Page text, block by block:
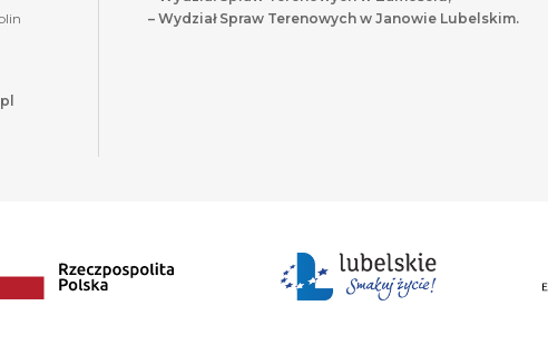
– Wydział Spraw Terenowych w Janowie Lubelskim.